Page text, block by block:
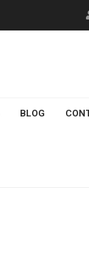
BLOG